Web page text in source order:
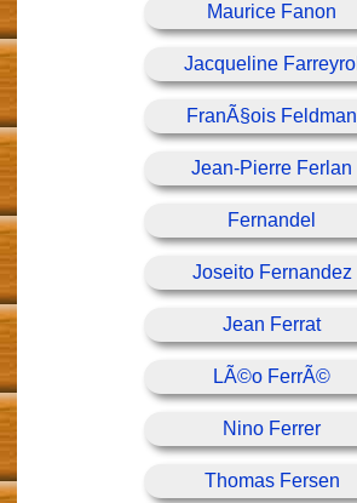
Maurice Fanon
Jacqueline Farreyrol
FranÃ§ois Feldman
Jean-Pierre Ferlan
Fernandel
Joseito Fernandez
Jean Ferrat
LÃ©o FerrÃ©
Nino Ferrer
Thomas Fersen